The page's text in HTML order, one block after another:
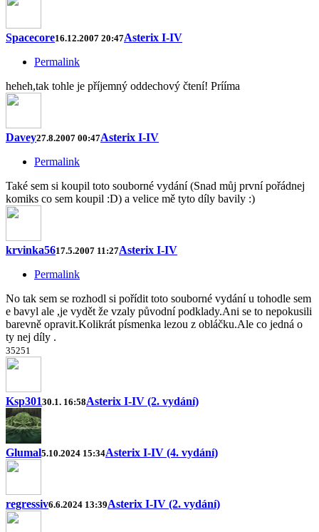
Spacecore16.12.2007 20:47Asterix I-IV
Permalink
heheh,tak tohle je příjemný oddechový čtení! Prííma
Davey27.8.2007 00:47Asterix I-IV
Permalink
Také sem si koupil toto souborné vydání (Snad můj první pořádnej
komiks co sem koupil :D) a velice mě tyto díly bavily :)
krvinka5617.5.2007 11:27Asterix I-IV
Permalink
No tak sem se rozhodl si pořídit toto souborné vydání u tohodle sem
e bavyl ale ,je vydět že vzaly původní podklady.Ani se to nepokusili
barevně opravit.Kolikrát písmenka lezou z obláčku.Ale co jedná o
ty nej díly .
35251
Ksp30130.1. 16:58Asterix I-IV (2. vydání)
Glumal5.10.2024 15:34Asterix I-IV (4. vydání)
regressiv6.6.2024 13:39Asterix I-IV (2. vydání)